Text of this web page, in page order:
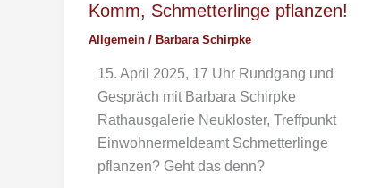
Komm, Schmetterlinge pflanzen!
Allgemein / Barbara Schirpke
15. April 2025, 17 Uhr Rundgang und
Gespräch mit Barbara Schirpke
Rathausgalerie Neukloster, Treffpunkt
Einwohnermeldeamt Schmetterlinge
pflanzen? Geht das denn?